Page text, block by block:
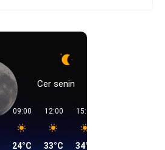
Cer senin
09:00
24°C
12:00
33°C
15:00
34°C